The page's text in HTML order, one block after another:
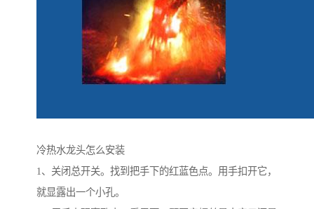
冷热水龙头怎么安装
1、关闭总开关。找到把手下的红蓝色点。用手扣开它，
就显露出一个小孔。